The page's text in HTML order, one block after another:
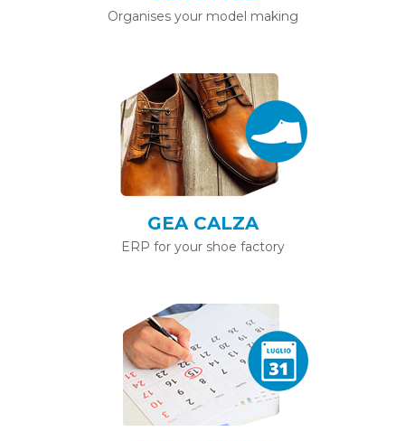
Organises your model making
GEA CALZA
ERP for your shoe factory